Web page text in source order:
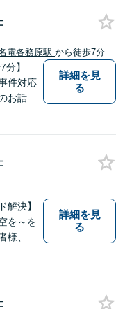
できる
考えて
電各務原駅 から徒歩7分
分】
件対応
お話を
す。
詳細を見
る
解決】
を～を
様、依
。
詳細を見
る